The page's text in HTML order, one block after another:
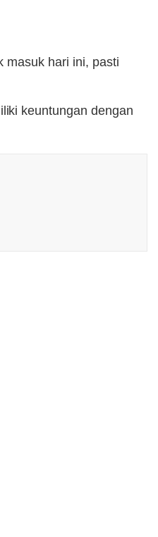
masuk hari ini, pasti
keuntungan dengan